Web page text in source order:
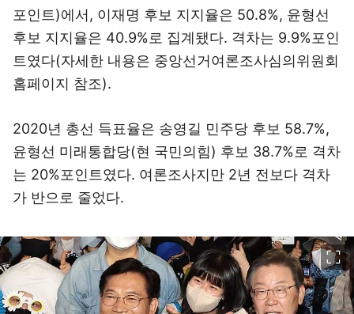
포인트)에서, 이재명 후보 지지율은 50.8%, 윤형선
후보 지지율은 40.9%로 집계됐다. 격차는 9.9%포인
트였다(자세한 내용은 중앙선거여론조사심의위원회
홈페이지 참조).
2020년 총선 득표율은 송영길 민주당 후보 58.7%,
윤형선 미래통합당(현 국민의힘) 후보 38.7%로 격차
는 20%포인트였다. 여론조사지만 2년 전보다 격차
가 반으로 줄었다.